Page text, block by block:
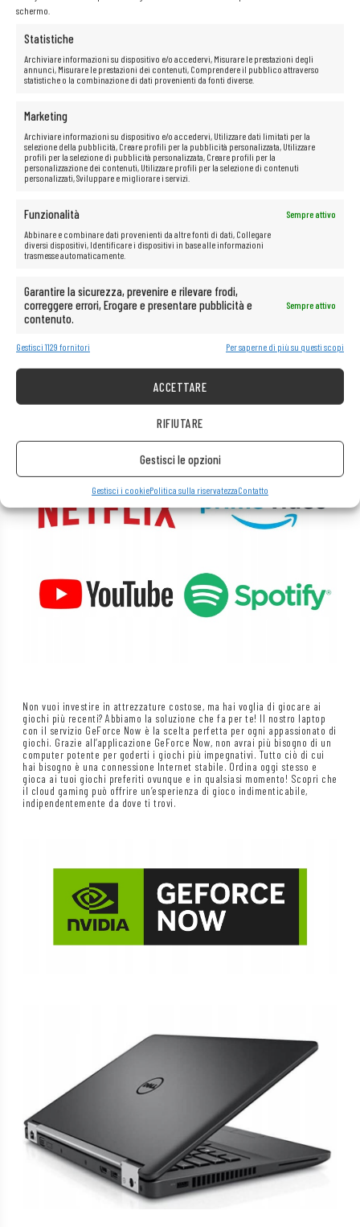
schermo.
Statistiche
Archiviare informazioni su dispositivo e/o accedervi, Misurare le prestazioni degli
annunci, Misurare le prestazioni dei contenuti, Comprendere il pubblico attraverso
statistiche o la combinazione di dati provenienti da fonti diverse.
Marketing
Archiviare informazioni su dispositivo e/o accedervi, Utilizzare dati limitati per la
selezione della pubblicità, Creare profili per la pubblicità personalizzata, Utilizzare
profili per la selezione di pubblicità personalizzata, Creare profili per la
personalizzazione dei contenuti, Utilizzare profili per la selezione di contenuti
personalizzati, Sviluppare e migliorare i servizi.
Funzionalità
Sempre attivo
Abbinare e combinare dati provenienti da altre fonti di dati, Collegare
diversi dispositivi, Identificare i dispositivi in base alle informazioni
trasmesse automaticamente.
Garantire la sicurezza, prevenire e rilevare frodi,
correggere errori, Erogare e presentare pubblicità e
contenuto.
Sempre attivo
Gestisci 1129 fornitori Per saperne di più su questi scopi
ACCETTARE
RIFIUTARE
Gestisci le opzioni
Gestisci i cookiePolitica sulla riservatezzaContatto
Vuoi lavorare comodamente con il tuo laptop in qualsiasi condizione,
senza il rischio di abbagliamento o affaticamento degli occhi?
L’ultrabookcon schermo opacoè la soluzione perfetta per te!
Grazieallo schermo opaconon avrai problemi di riflessi, il che ti
per gli occhi, consentendoti di lavorare più a lungo e più comodamente
Le possibilità multimediali illimitate
sono a portata di mano!
Il computer è perfetto anche per qualsiasi tipo di multimedia.
Guarda senza problemi film e ascolta musica in streaming con la
Non vuoi investire in attrezzature costose, ma hai voglia di giocare ai
giochi più recenti? Abbiamo la soluzione che fa per te! Il nostro laptop
con il servizio GeForce Now è la scelta perfetta per ogni appassionato di
giochi. Grazie all’applicazione GeForce Now, non avrai più bisogno di un
computer potente per goderti i giochi più impegnativi. Tutto ciò di cui
hai bisogno è una connessione Internet stabile. Ordina oggi stesso e
gioca ai tuoi giochi preferiti ovunque e in qualsiasi momento! Scopri che
il cloud gaming può offrire un’esperienza di gioco indimenticabile,
indipendentemente da dove ti trovi.